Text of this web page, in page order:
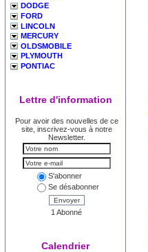
DODGE
FORD
LINCOLN
MERCURY
OLDSMOBILE
PLYMOUTH
PONTIAC
Lettre d'information
Pour avoir des nouvelles de ce
site, inscrivez-vous à notre
Newsletter.
S'abonner
Se désabonner
Envoyer
1 Abonné
Calendrier